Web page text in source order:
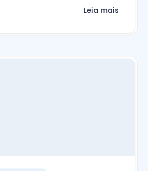
Leia mais